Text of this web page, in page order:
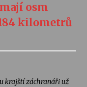
osm
kilometrů
krajští záchranáři už